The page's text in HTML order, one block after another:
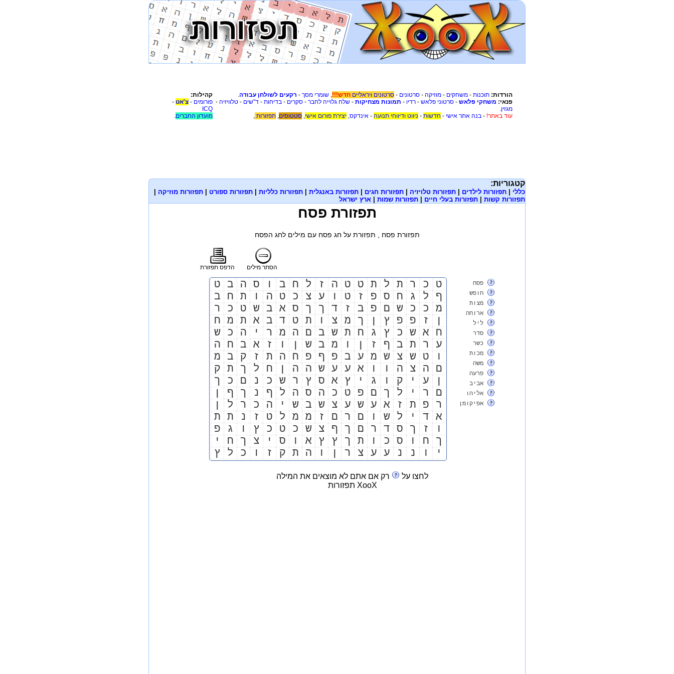
הורדות: תוכנות - משחקים - מוזיקה - סרטונים - סרטונים ויראליים חדש!!!, שומרי מסך - רקעים לשולחן עבודה.
פנאי: משחקי פלאש - סרטוני פלאש - רדיו - תמונות מצחיקות - שלח גלוייה לחבר - סקרים - בדיחות - ד"שים - טלוויזיה -
מגזין.
עוד באתר! - בנה אתר אישי - חדשות - ניווט ודיווחי תנועה - אינדקס, יצירת פורום אישי, סטטוסים, תפזורות ,
קהילות:
פורומים - צ'אט -
ICQ
מועדון החברים.
קטגוריות:
כללי תפזורות לילדים תפזורות טלויזיה תפזורות חגים תפזורות באנגלית תפזורות כלליות תפזורות ספורט תפזורות מוזיקה
תפזורות קשות
תפזורות בעלי חיים תפזורות שמות ארץ ישראל
תפזורת פסח
תפזורת פסח , תפזורת על חג פסח עם מילים לחג הפסח